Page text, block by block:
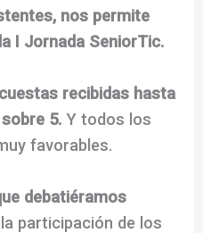
nos permite
I Jornada SeniorTic.
recibidas hasta
5. Y todos los
favorables.
debatiéramos
participación de los